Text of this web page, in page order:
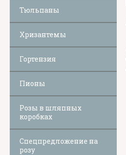
Тюльпаны
Хризантемы
Гортензия
Пионы
Розы в шляпных
коробках
Спецпредложение на
розу